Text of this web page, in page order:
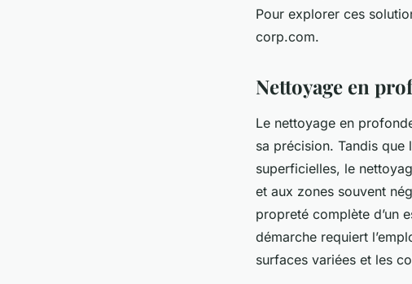
Pour explorer ces
corp.com.
Nettoyage en
Le nettoyage en
sa précision. Tandis que
superficielles, le
et aux zones souvent
propreté complète d’un
démarche requiert
surfaces variées et les